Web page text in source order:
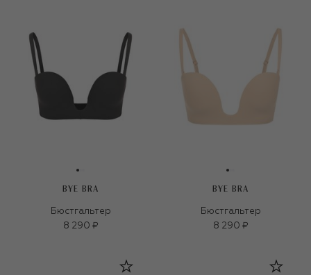
BYE BRA
Бюстгальтер
8 290 ₽
BYE BRA
Бюстгальтер
8 290 ₽